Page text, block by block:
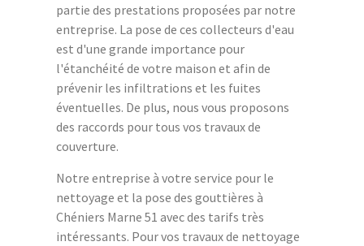
partie des prestations proposées par notre
entreprise. La pose de ces collecteurs d'eau
est d'une grande importance pour
l'étanchéité de votre maison et afin de
prévenir les infiltrations et les fuites
éventuelles. De plus, nous vous proposons
des raccords pour tous vos travaux de
couverture.
Notre entreprise à votre service pour le
nettoyage et la pose des gouttières à
Chéniers Marne 51 avec des tarifs très
intéressants. Pour vos travaux de nettoyage